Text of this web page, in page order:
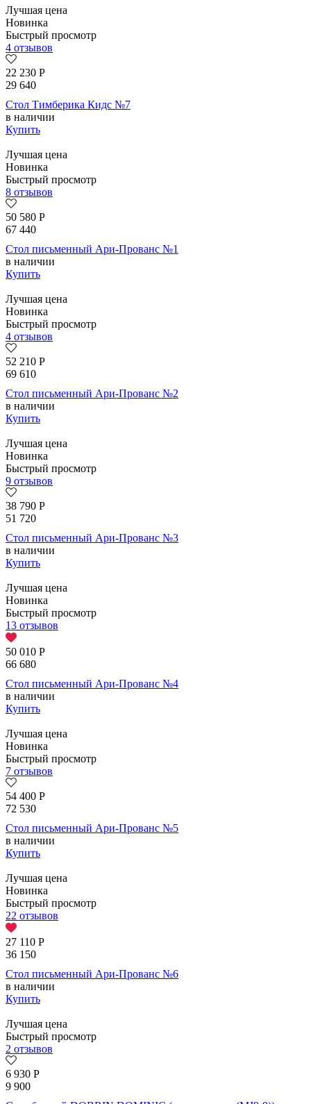
Лучшая цена
Новинка
Быстрый просмотр
4 отзывов
22 230 Р
29 640
Стол Тимберика Кидс №7
в наличии
Купить
Лучшая цена
Новинка
Быстрый просмотр
8 отзывов
50 580 Р
67 440
Стол письменный Ари-Прованс №1
в наличии
Купить
Лучшая цена
Новинка
Быстрый просмотр
4 отзывов
52 210 Р
69 610
Стол письменный Ари-Прованс №2
в наличии
Купить
Лучшая цена
Новинка
Быстрый просмотр
9 отзывов
38 790 Р
51 720
Стол письменный Ари-Прованс №3
в наличии
Купить
Лучшая цена
Новинка
Быстрый просмотр
13 отзывов
50 010 Р
66 680
Стол письменный Ари-Прованс №4
в наличии
Купить
Лучшая цена
Новинка
Быстрый просмотр
7 отзывов
54 400 Р
72 530
Стол письменный Ари-Прованс №5
в наличии
Купить
Лучшая цена
Новинка
Быстрый просмотр
22 отзывов
27 110 Р
36 150
Стол письменный Ари-Прованс №6
в наличии
Купить
Лучшая цена
Быстрый просмотр
2 отзывов
6 930 Р
9 900